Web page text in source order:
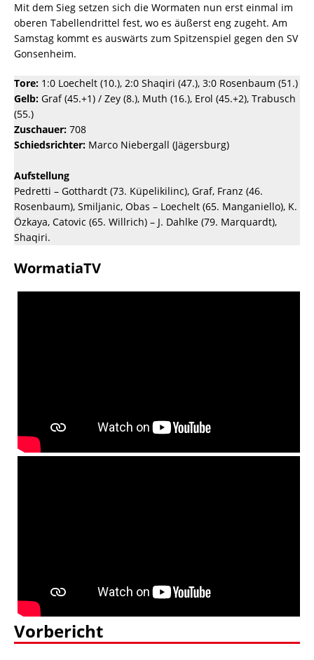
Mit dem Sieg setzen sich die Wormaten nun erst einmal im
oberen Tabellendrittel fest, wo es äußerst eng zugeht. Am
Samstag kommt es auswärts zum Spitzenspiel gegen den SV
Gonsenheim.
Tore: 1:0 Loechelt (10.), 2:0 Shaqiri (47.), 3:0 Rosenbaum (51.)
Gelb: Graf (45.+1) / Zey (8.), Muth (16.), Erol (45.+2), Trabusch
(55.)
Zuschauer: 708
Schiedsrichter: Marco Niebergall (Jägersburg)
Aufstellung
Pedretti – Gotthardt (73. Küpelikilinc), Graf, Franz (46.
Rosenbaum), Smiljanic, Obas – Loechelt (65. Manganiello), K.
Özkaya, Catovic (65. Willrich) – J. Dahlke (79. Marquardt),
Shaqiri.
WormatiaTV
Vorbericht